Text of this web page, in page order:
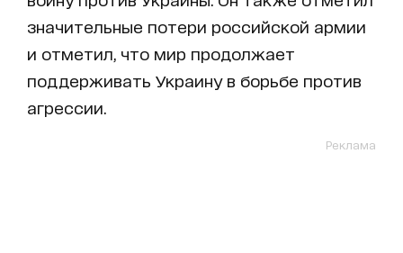
значительные потери российской армии
и отметил, что мир продолжает
поддерживать Украину в борьбе против
агрессии.
Реклама